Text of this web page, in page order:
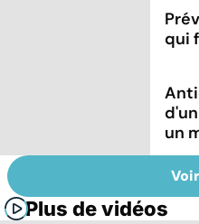
qui
un
Plus de vidéos